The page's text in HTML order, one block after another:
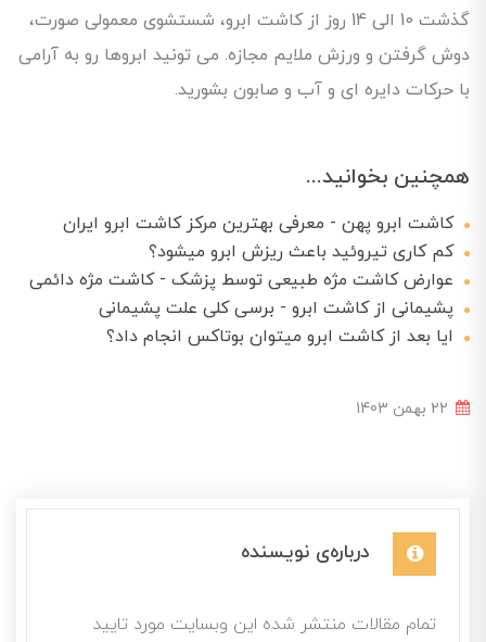
گذشت 10 الی 14 روز از کاشت ابرو، شستشوی معمولی صورت،
دوش گرفتن و ورزش ملایم مجازه. می تونید ابروها رو به آرامی
با حرکات دایره ای و آب و صابون بشورید.
همچنین بخوانید...
کاشت ابرو پهن - معرفی بهترین مرکز کاشت ابرو ایران
کم کاری تیروئید باعث ریزش ابرو میشود؟
عوارض کاشت مژه طبیعی توسط پزشک - کاشت مژه دائمی
پشیمانی از کاشت ابرو - برسی کلی علت پشیمانی
ایا بعد از کاشت ابرو میتوان بوتاکس انجام داد؟
درباره‌ی نویسنده
تمام مقالات منتشر شده این وبسایت مورد تایید